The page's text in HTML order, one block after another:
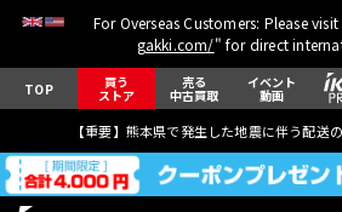
For Overseas Customers: Please
gakki.com/" for direct
TOP 買う
ストア
売る
中古買取
イベント
動画
【重要】熊本県で発生した地震に伴う配送